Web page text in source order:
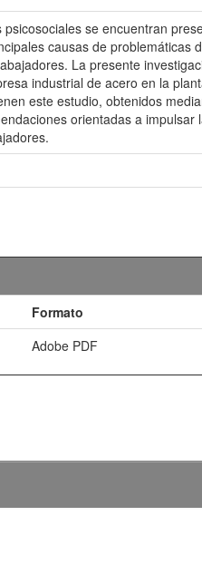
se encuentran
causas de problemáticas
La presente
industrial de acero en la
este estudio, obtenidos
orientadas a
Formato
Adobe PDF